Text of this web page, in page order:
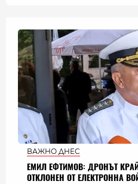
ВАЖНО ДНЕС
ЕМИЛ ЕФТИМОВ: ДРОНЪТ
ОТКЛОНЕН ОТ ЕЛЕКТРОННА